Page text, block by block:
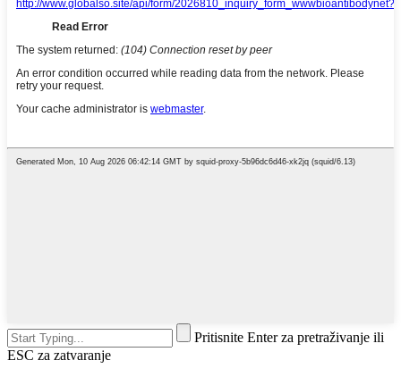
Pritisnite Enter za pretraživanje ili
ESC za zatvaranje